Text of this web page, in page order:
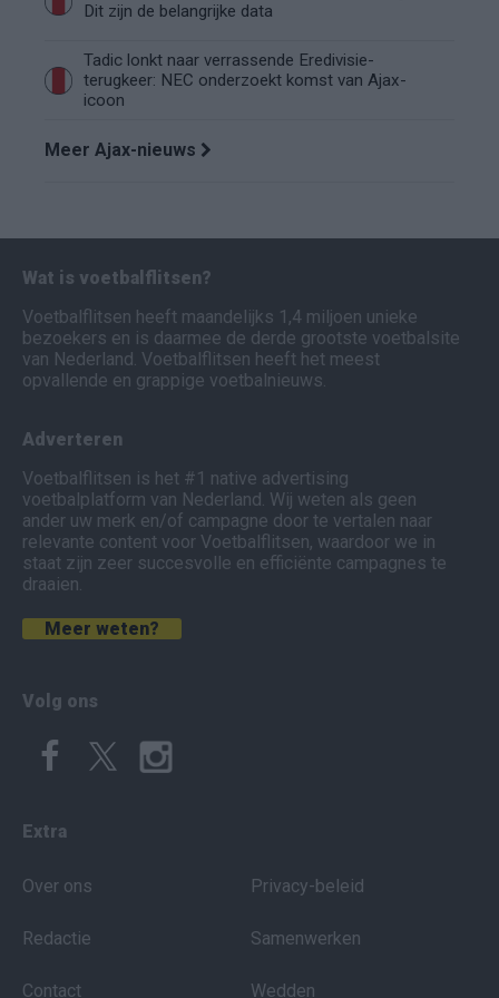
Dit zijn de belangrijke data
Tadic lonkt naar verrassende Eredivisie-
terugkeer: NEC onderzoekt komst van Ajax-
icoon
Meer Ajax-nieuws
Wat is voetbalflitsen?
Voetbalflitsen heeft maandelijks 1,4 miljoen unieke
bezoekers en is daarmee de derde grootste voetbalsite
van Nederland. Voetbalflitsen heeft het meest
opvallende en grappige voetbalnieuws.
Adverteren
Voetbalflitsen is het #1 native advertising
voetbalplatform van Nederland. Wij weten als geen
ander uw merk en/of campagne door te vertalen naar
relevante content voor Voetbalflitsen, waardoor we in
staat zijn zeer succesvolle en efficiënte campagnes te
draaien.
Meer weten?
Volg ons
Extra
Over ons
Redactie
Contact
Privacy-beleid
Samenwerken
Wedden